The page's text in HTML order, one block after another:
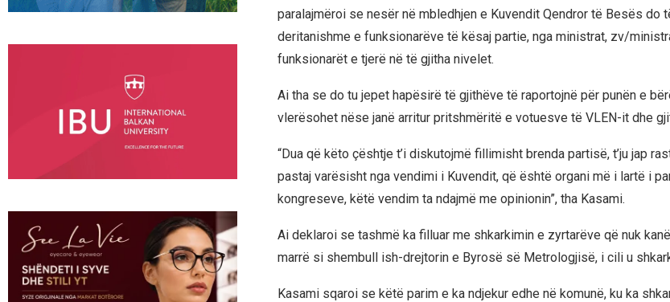
paralajmëroi se nesër në mbledhjen e Kuvendit Qendror të Besës do
deritanishme e funksionarëve të kësaj partie, nga ministrat, zv/
funksionarët e tjerë në të gjitha nivelet.
Ai tha se do tu jepet hapësirë të gjithëve të raportojnë për punën e
vlerësohet nëse janë arritur pritshmëritë e votuesve të VLEN-it dhe
“Dua që këto çështje t’i diskutojmë fillimisht brenda partisë, t’ju jap
pastaj varësisht nga vendimi i Kuvendit, që është organi më i lartë i
kongreseve, këtë vendim ta ndajmë me opinionin”, tha Kasami.
Ai deklaroi se tashmë ka filluar me shkarkimin e zyrtarëve që nuk
marrë si shembull ish-drejtorin e Byrosë së Metrologjisë, i cili u
Kasami sqaroi se këtë parim e ka ndjekur edhe në komunë, ku ka